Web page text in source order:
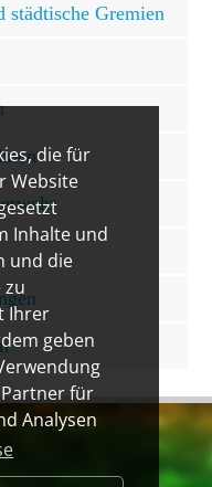
die für
Website
Inhalte und
und die
zu
Ihrer
geben
für
Analysen
städtische Gremien